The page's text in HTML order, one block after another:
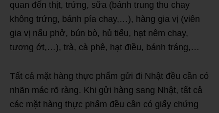
quan đến thịt, trứng, sữa (bánh trung thu chay
không trứng, bánh pía chay,…), hàng gia vị (viên
gia vị nấu phở, bún bò, hủ tiếu, hạt nêm chay,
tương ớt,…), trà, cà phê, hạt điều, bánh tráng,…
Tất cả mặt hàng thực phẩm gửi đi Nhật đều cần có
nhãn mác rõ ràng. Khi gửi hàng sang Nhật, tất cả
các mặt hàng thực phẩm đều cần có giấy chứng